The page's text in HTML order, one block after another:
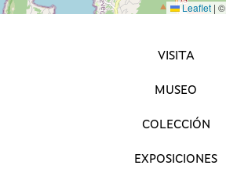
Leaflet | ©
PRINCIPAL
VISITA
MUSEO
COLECCIÓN
EXPOSICIONES